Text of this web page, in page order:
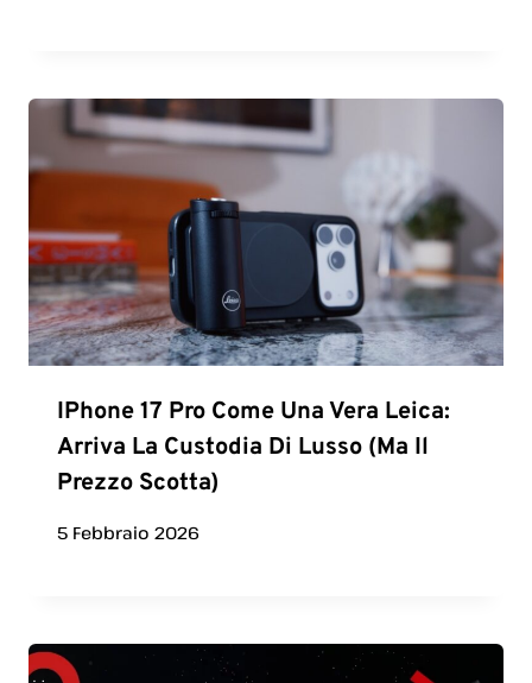
IPhone 17 Pro Come Una Vera Leica:
Arriva La Custodia Di Lusso (ma Il
Prezzo Scotta)
5 Febbraio 2026